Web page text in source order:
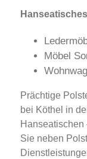
Möbel
Prächtige
bei Köthel in
Hanseatischen
Sie neben